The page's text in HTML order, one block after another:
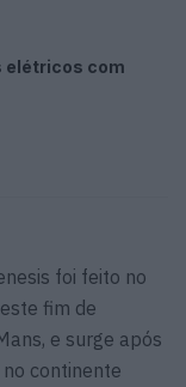
elétricos com
foi feito no
fim de
e surge após
continente